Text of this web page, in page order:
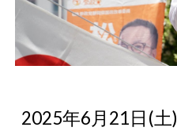
2025年6月21日(土)